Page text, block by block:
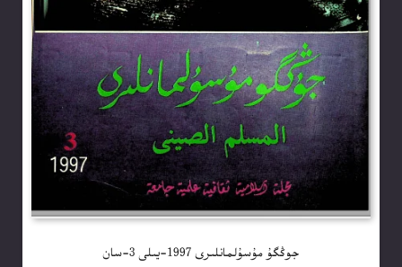
جوڭگۇ مۇسۇلمانلىرى 1997-يىلى 3-سان